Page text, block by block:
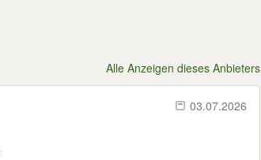
Alle Anzeigen dieses Anbieters
03.07.2026